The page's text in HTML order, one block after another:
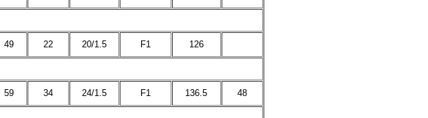
49 22 20/1.5 F1 126
59 34 24/1.5 F1 136.5 48